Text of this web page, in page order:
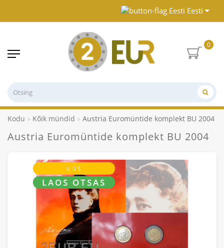
Eesti
0
Kodu Kõik mündid Austria Euromüntide komplekt BU 2004
Austria Euromüntide komplekt BU 2004
UUS
LAOS OTSAS